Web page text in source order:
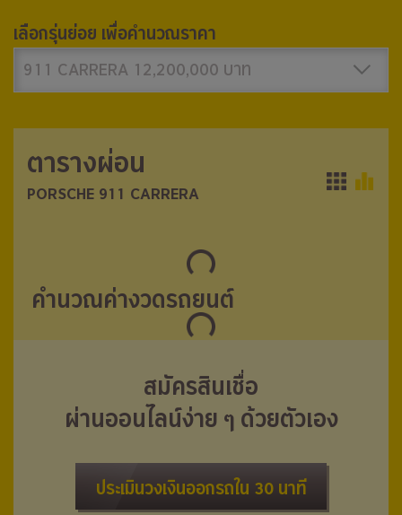
เลือกรุ่นย่อย เพื่อคำนวณราคา
911 CARRERA 12,200,000 บาท
ตารางผ่อน
PORSCHE 911 CARRERA
ตารางผ่อน
PORSCHE 911 CARRERA
คำนวณค่างวดรถยนต์
สมัครสินเชื่อ
ผ่านออนไลน์ง่าย ๆ ด้วยตัวเอง
ประเมินวงเงินออกรถใน 30 นาที